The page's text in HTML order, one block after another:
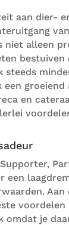
aan dier-
niet alleen
een
en
een
Aan
voordelen
omdat je